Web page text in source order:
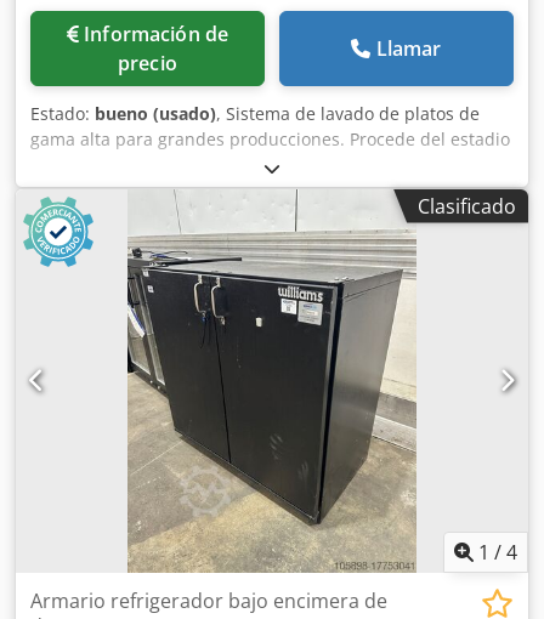
Información de
precio
Llamar
Estado: bueno (usado), Sistema de lavado de platos de
gama alta para grandes producciones. Procede del estadio
de fútbol de Wembley, donde lavaba platos para las zonas
de hospitalidad. Precioso estado y con opciones Cedpfx
Aisvd Eiysdsha
Clasificado
1 /4
Armario refrigerador bajo encimera de